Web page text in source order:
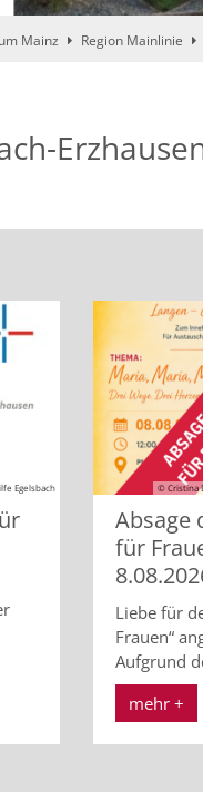
Mainz Region Mainlinie
Egelsbach © Cristina
Absage
für
Liebe für
Frauen“
Aufgrund
mehr +